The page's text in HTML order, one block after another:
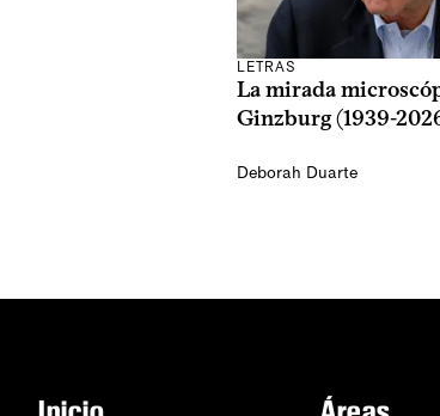
LETRAS
La mirada
Ginzburg (1939-
Deborah Duarte